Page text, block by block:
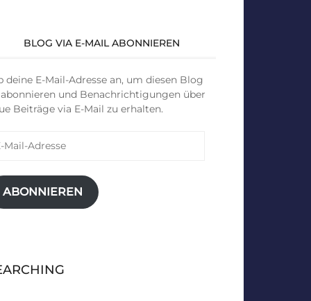
BLOG VIA E-MAIL ABONNIEREN
deine E-Mail-Adresse an, um diesen Blog
und Benachrichtigungen über
Beiträge via E-Mail zu erhalten.
ABONNIEREN